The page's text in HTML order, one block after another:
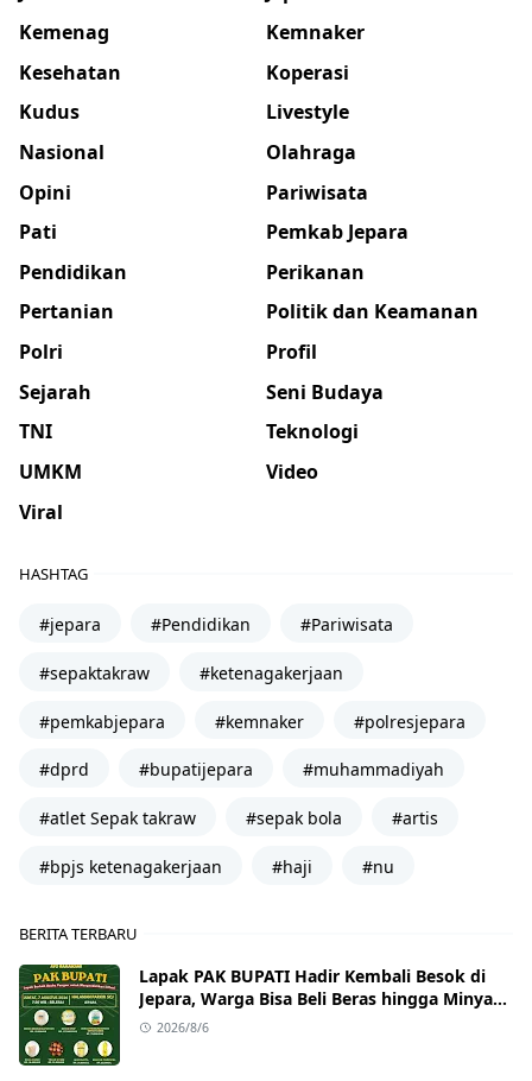
Kemenag
Kemnaker
Kesehatan
Koperasi
Kudus
Livestyle
Nasional
Olahraga
Opini
Pariwisata
Pati
Pemkab Jepara
Pendidikan
Perikanan
Pertanian
Politik dan Keamanan
Polri
Profil
Sejarah
Seni Budaya
TNI
Teknologi
UMKM
Video
Viral
HASHTAG
#jepara #Pendidikan #Pariwisata
#sepaktakraw #ketenagakerjaan
#pemkabjepara #kemnaker #polresjepara
#dprd #bupatijepara #muhammadiyah
#atlet Sepak takraw #sepak bola #artis
#bpjs ketenagakerjaan #haji #nu
BERITA TERBARU
Lapak PAK BUPATI Hadir Kembali Besok di
Jepara, Warga Bisa Beli Beras hingga Minyak
Goreng dengan Harga Terjangkau
2026/8/6